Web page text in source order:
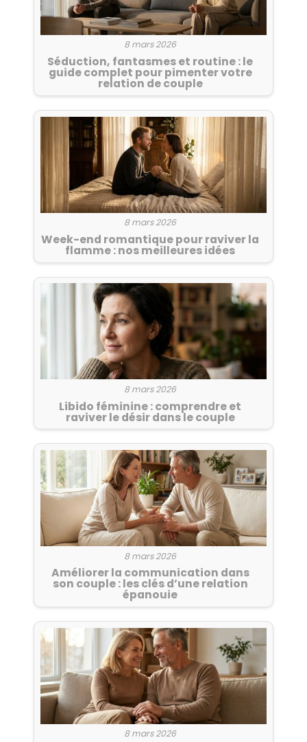
8 mars 2026
Séduction, fantasmes et routine : le
guide complet pour pimenter votre
relation de couple
8 mars 2026
Week-end romantique pour raviver la
flamme : nos meilleures idées
8 mars 2026
Libido féminine : comprendre et
raviver le désir dans le couple
8 mars 2026
Améliorer la communication dans
son couple : les clés d’une relation
épanouie
8 mars 2026